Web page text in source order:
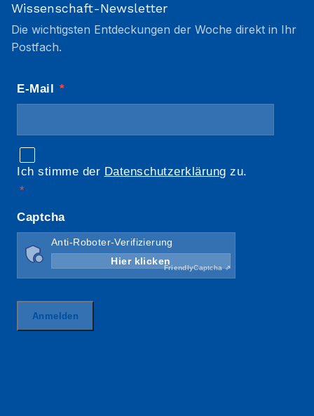
Wissenschaft-Newsletter
Die wichtigsten Entdeckungen der Woche direkt in Ihr
Postfach.